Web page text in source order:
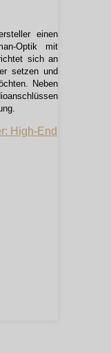
einen
Optik mit
sich an
setzen und
Neben
High-End